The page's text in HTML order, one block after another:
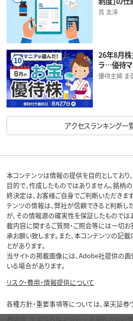
呉 太淳
10
26年8月株
ラ…優待
優待主婦 ま
アクセスランキング一
本コンテンツは情報の提供を目的としており
目的で、作成したものではありません。銘柄
終決定は、お客様ご自身でご判断いただきま
テンツの情報は、弊社が信頼できると判断し
が、その情報源の確実性を保証したものでは
載内容に関するご質問・ご照会等には一切
承お願い致します。また、本コンテンツの記
とがあります。
当サイトの掲載画像には、Adobe社提供の画
いる場合があります。
リスク・費用・情報提供について
各種方針・重要事項等については、楽天証券